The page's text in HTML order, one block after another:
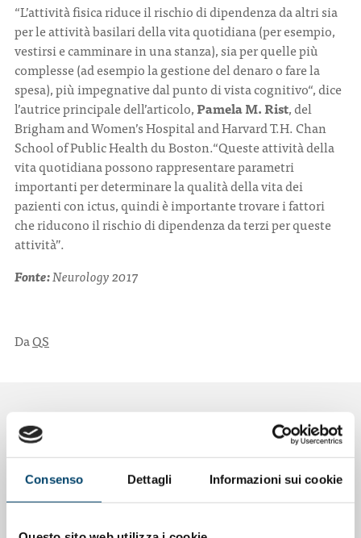
Consenso Dettagli Informazioni sui cookie
“L’attività fisica riduce il rischio di dipendenza da altri sia
per le attività basilari della vita quotidiana (per esempio,
vestirsi e camminare in una stanza), sia per quelle più
complesse (ad esempio la gestione del denaro o fare la
spesa), più impegnative dal punto di vista cognitivo“, dice
l’autrice principale dell’articolo,Pamela M. Rist, del
Brigham and Women’s Hospital and Harvard T.H. Chan
School of Public Health du Boston.“Queste attività della
vita quotidiana possono rappresentare parametri
importanti per determinare la qualità della vita dei
pazienti con ictus, quindi è importante trovare i fattori
che riducono il rischio di dipendenza da terzi per queste
attività”.
Fonte:Neurology 2017
DaQS
NOTIZIE CORRELATE